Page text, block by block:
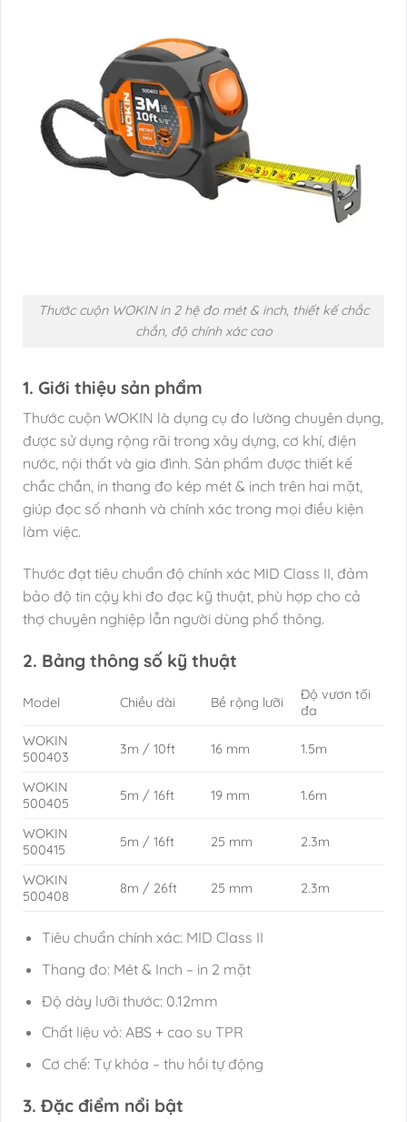
Thước cuộn WOKIN in 2 hệ đo mét & inch, thiết kế chắc
chắn, độ chính xác cao
1. Giới thiệu sản phẩm
Thước cuộn WOKIN là dụng cụ đo lường chuyên dụng,
được sử dụng rộng rãi trong xây dựng, cơ khí, điện
nước, nội thất và gia đình. Sản phẩm được thiết kế
chắc chắn, in thang đo kép mét & inch trên hai mặt,
giúp đọc số nhanh và chính xác trong mọi điều kiện
làm việc.
Thước đạt tiêu chuẩn độ chính xác MID Class II, đảm
bảo độ tin cậy khi đo đạc kỹ thuật, phù hợp cho cả
thợ chuyên nghiệp lẫn người dùng phổ thông.
2. Bảng thông số kỹ thuật
Model Chiều dài Bề rộng lưỡi
Độ vươn tối
đa
WOKIN
500403
3m / 10ft 16 mm 1.5m
WOKIN
500405
5m / 16ft 19 mm 1.6m
WOKIN
500415
5m / 16ft 25 mm 2.3m
WOKIN
500408
8m / 26ft 25 mm 2.3m
Tiêu chuẩn chính xác: MID Class II
Thang đo: Mét & Inch – in 2 mặt
Độ dày lưỡi thước: 0.12mm
Chất liệu vỏ: ABS + cao su TPR
Cơ chế: Tự khóa – thu hồi tự động
3. Đặc điểm nổi bật